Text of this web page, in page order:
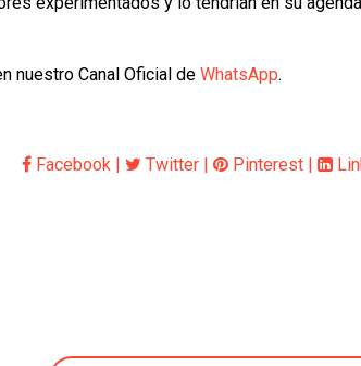
nuestro Canal Oficial de WhatsApp.
Facebook | Twitter | Pinterest |